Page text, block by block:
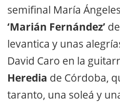
semifinal María
‘Marián Fernández’
levantica y unas
David Caro en la
Heredia de Córdoba,
taranto, una soleá y